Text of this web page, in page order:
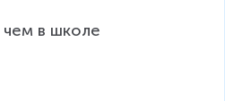
чем в школе